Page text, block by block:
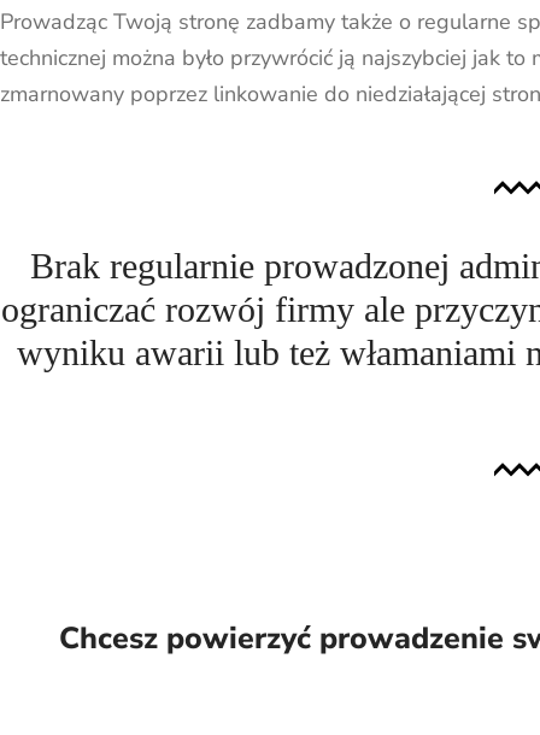
Prowadząc Twoją stronę zadbamy także o regularne
technicznej można było przywrócić ją najszybciej jak
zmarnowany poprzez linkowanie do niedziałającej
Brak regularnie prowadzonej
ograniczać rozwój firmy ale
wyniku awarii lub też włamaniami
Chcesz powierzyć prowadzenie